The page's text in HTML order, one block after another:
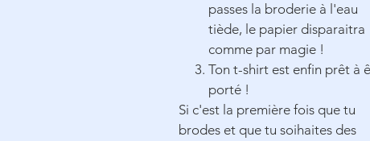
passes la broderie à l'eau
tiède, le papier disparaitra
comme par magie !
Ton t-shirt est enfin prêt à
porté !
Si c'est la première fois que tu
brodes et que tu soihaites des